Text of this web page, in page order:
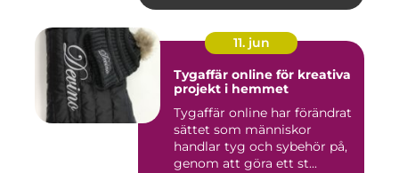
11. jun
Tygaffär online för kreativa
projekt i hemmet
Tygaffär online har förändrat
sättet som människor
handlar tyg och sybehör på,
genom att göra ett st...